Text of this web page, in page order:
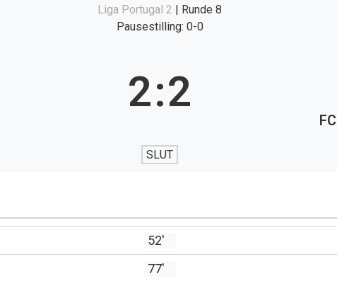
Liga Portugal 2 | Runde 8
Pausestilling: 0-0
2:2
SLUT
52'
77'